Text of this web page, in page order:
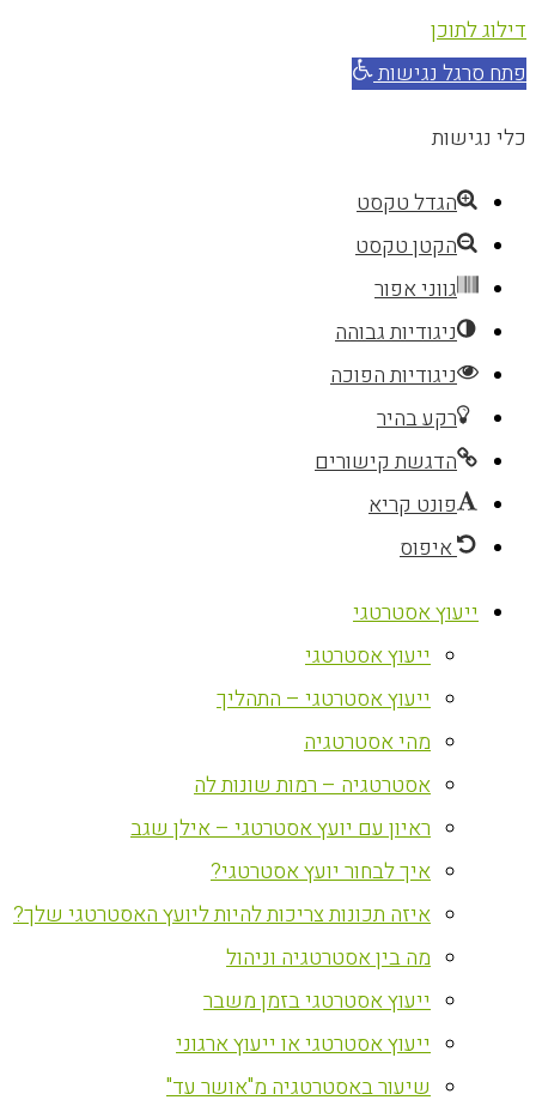
דילוג לתוכן
פתח סרגל נגישות
כלי נגישות
הגדל טקסט
הקטן טקסט
גווני אפור
ניגודיות גבוהה
ניגודיות הפוכה
רקע בהיר
הדגשת קישורים
פונט קריא
איפוס
ייעוץ אסטרטגי
ייעוץ אסטרטגי
ייעוץ אסטרטגי – התהליך
מהי אסטרטגיה
אסטרטגיה – רמות שונות לה
ראיון עם יועץ אסטרטגי – אילן שגב
איך לבחור יועץ אסטרטגי?
איזה תכונות צריכות להיות ליועץ האסטרטגי שלך?
מה בין אסטרטגיה וניהול
ייעוץ אסטרטגי בזמן משבר
ייעוץ אסטרטגי או ייעוץ ארגוני
שיעור באסטרטגיה מ"אושר עד"